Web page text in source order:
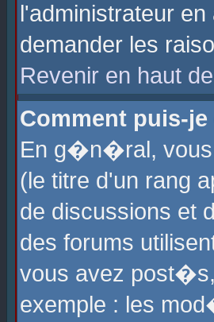
l'administrateur
demander les
Revenir en haut
Comment puis-
En g�n�ral, vous
(le titre d'un rang
de discussions et
des forums
vous avez
exemple : les